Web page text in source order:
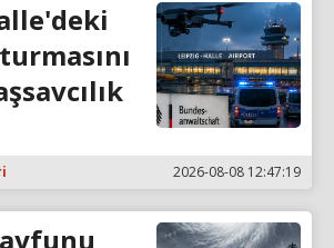
2026-08-08 12:47:19